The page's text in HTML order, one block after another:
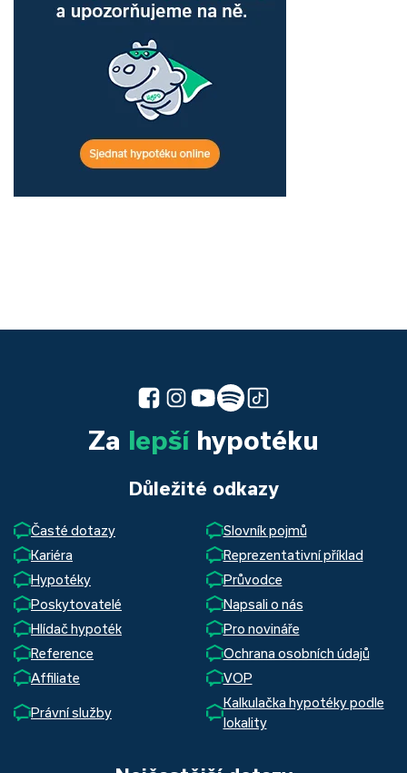
Za lepšíhypotéku
Důležité odkazy
Časté dotazy
Slovník pojmů
Kariéra
Reprezentativní příklad
Hypotéky
Průvodce
Poskytovatelé
Napsali o nás
Hlídač hypoték
Pro novináře
Reference
Ochrana osobních údajů
Affiliate
VOP
Právní služby
Kalkulačka hypotéky podle
lokality